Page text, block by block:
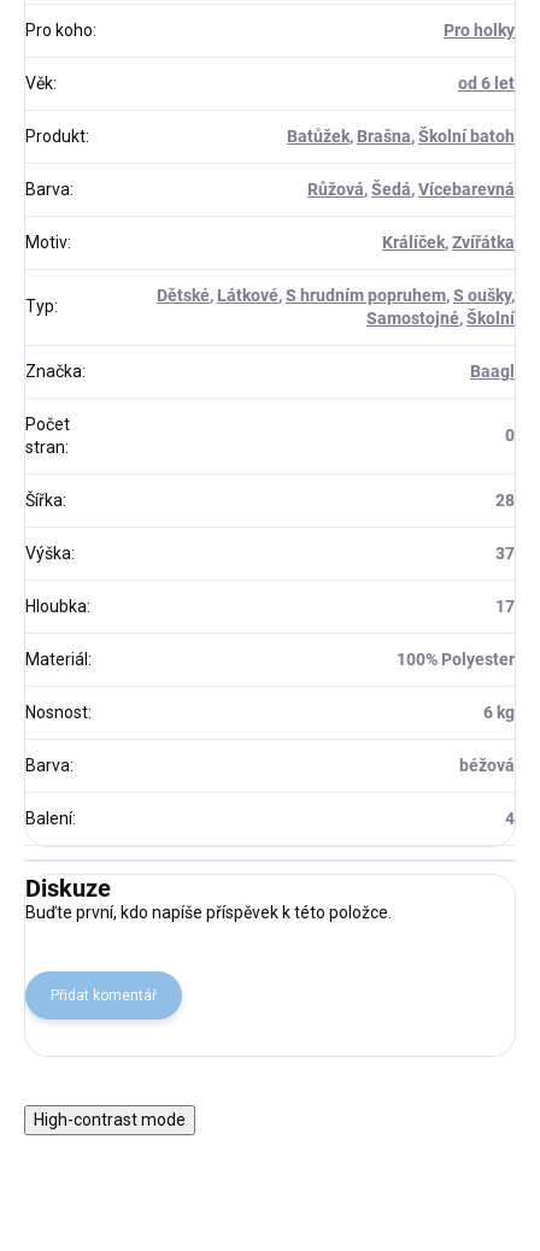
Pro koho: Pro holky
Věk: od 6 let
Produkt: Batůžek, Brašna,Školní batoh
Barva: Růžová,Šedá,Vícebarevná
Motiv: Králíček,Zvířátka
Typ:
Dětské, Látkové,S hrudním popruhem,S oušky,
Samostojné,Školní
Značka: Baagl
Počet
stran:
0
Šířka: 28
Výška: 37
Hloubka: 17
Materiál: 100% Polyester
Nosnost: 6 kg
Barva: béžová
Balení: 4
Diskuze
Buďte první, kdo napíše příspěvek k této položce.
Přidat komentář
High-contrast mode